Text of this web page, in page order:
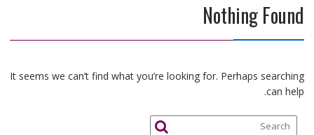
Nothing Found
It seems we can’t find what you’re looking for. Perhaps searching
can help.